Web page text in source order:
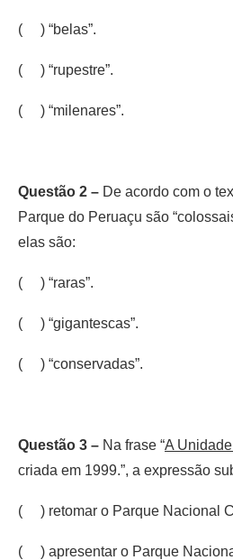
( ) “belas”.
( ) “rupestre”.
( ) “milenares”.
Questão 2 – De acordo com o
Parque do Peruaçu são
elas são:
( ) “raras”.
( ) “gigantescas”.
( ) “conservadas”.
Questão 3 – Na frase “A
criada em 1999.”, a expressão
( ) retomar o Parque Nacional
( ) apresentar o Parque